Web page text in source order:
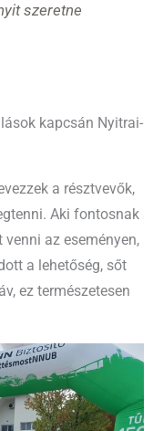
szeretne
kapcsán Nyitrai-
a résztvevők,
Aki fontosnak
az eseményen,
a lehetőség, sőt
ez természetesen